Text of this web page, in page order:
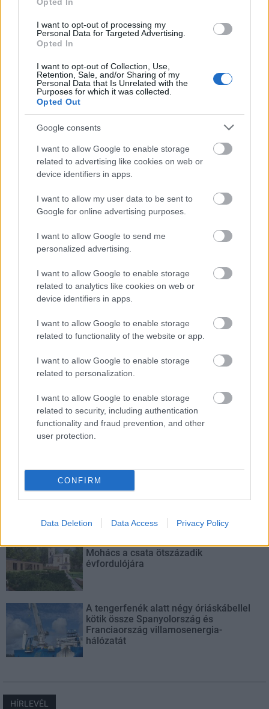
I want to opt-out of processing my
Personal Data for Targeted Advertising.
Opted In
I want to opt-out of Collection, Use,
Retention, Sale, and/or Sharing of my
Personal Data that Is Unrelated with the
Purposes for which it was collected.
Opted Out
Google consents
I want to allow Google to enable storage
related to advertising like cookies on web or
device identifiers in apps.
I want to allow my user data to be sent to
Google for online advertising purposes.
I want to allow Google to send me
personalized advertising.
I want to allow Google to enable storage
related to analytics like cookies on web or
device identifiers in apps.
I want to allow Google to enable storage
related to functionality of the website or app.
I want to allow Google to enable storage
related to personalization.
I want to allow Google to enable storage
related to security, including authentication
functionality and fraud prevention, and other
user protection.
CONFIRM
Data Deletion Data Access Privacy Policy
MAGYAR ÉPÍTŐK
paksi atomerőmű Paks II Paks II. Atomerőmű Zrt.
Paks II.: Mit jelent az 5. blokk új mérföldköve a
Megkezdődött az 5. blokk reaktorépületének alaplemez-
kivitelezése, miközben a felülvizsgálat arra keresi a választ,
hogy a megváltozott gazdasági és geopolitikai környezetben
milyen feltételek mellett érdemes továbbvinni Magyarország
egyik legnagyobb beruházását.
Elkészült a Liszt Ferenc repülőtér
közelében lévő logisztikai bázis út- és
közműhálózatának fejlesztése
Látlelet a hazai víziközművekről?
Egyetlen, fél évszázados vezetéken
múlt Bicske vízellátása
Mohács a csata ötszázadik
évfordulójára
A tengerfenék alatt négy óriáskábellel
kötik össze Spanyolország és
Franciaország villamosenergia-
hálózatát
HÍRLEVÉL